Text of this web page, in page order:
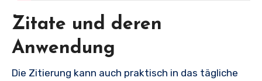
Zitate und deren
Anwendung
Die Zitierung kann auch praktisch in das tägliche